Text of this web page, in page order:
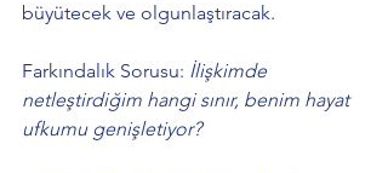
büyütecek ve olgunlaştıracak.
Farkındalık Sorusu: İlişkimde
netleştirdiğim hangi sınır, benim hayat
ufkumu genişletiyor?